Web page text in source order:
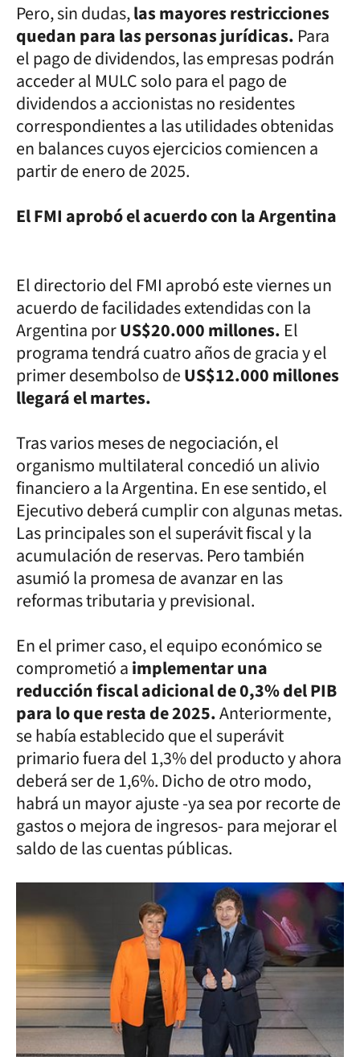
Pero, sin dudas,las mayores restricciones
quedan para las personas jurídicas. Para
el pago de dividendos, las empresas podrán
acceder al MULC solo para el pago de
dividendos a accionistas no residentes
correspondientes a las utilidades obtenidas
en balances cuyos ejercicios comiencen a
partir de enero de 2025.
El FMI aprobó el acuerdo con la Argentina
El directorio del FMI aprobó este viernes un
acuerdo de facilidades extendidas con la
Argentina porUS$20.000 millones. El
programa tendrá cuatro años de gracia y el
primer desembolso deUS$12.000 millones
llegará el martes.
Tras varios meses de negociación, el
organismo multilateral concedió un alivio
financiero a la Argentina. En ese sentido, el
Ejecutivo deberá cumplir con algunas metas.
Las principales son el superávit fiscal y la
acumulación de reservas. Pero también
asumió la promesa de avanzar en las
reformas tributaria y previsional.
En el primer caso, el equipo económico se
comprometió aimplementar una
reducción fiscal adicional de 0,3% del PIB
para lo que resta de 2025.Anteriormente,
se había establecido que el superávit
primario fuera del 1,3% del producto y ahora
deberá ser de 1,6%. Dicho de otro modo,
habrá un mayor ajuste -ya sea por recorte de
gastos o mejora de ingresos- para mejorar el
saldo de las cuentas públicas.